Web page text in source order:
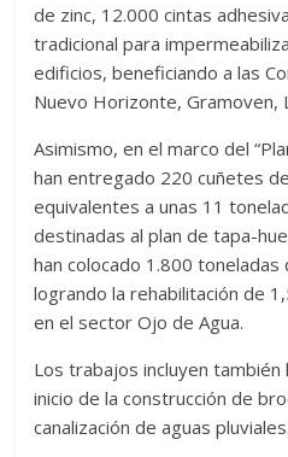
de zinc, 12.000 cintas
tradicional para
edificios, beneficiando a las
Nuevo Horizonte, Gramoven,
Asimismo, en el marco del
han entregado 220 cuñetes
equivalentes a unas 11
destinadas al plan de tapa-
han colocado 1.800
logrando la rehabilitación de
en el sector Ojo de Agua.
Los trabajos incluyen también
inicio de la construcción de
canalización de aguas pluviales.